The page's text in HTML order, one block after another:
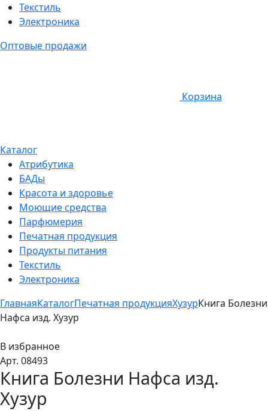
Текстиль
Электроника
Оптовые продажи
Корзина
Каталог
Атрибутика
БАДы
Красота и здоровье
Моющие средства
Парфюмерия
Печатная продукция
Продукты питания
Текстиль
Электроника
ГлавнаяКаталогПечатная продукцияХузурКнига Болезни
Нафса изд. Хузур
В избранное
Арт. 08493
Книга Болезни Нафса изд.
Хузур